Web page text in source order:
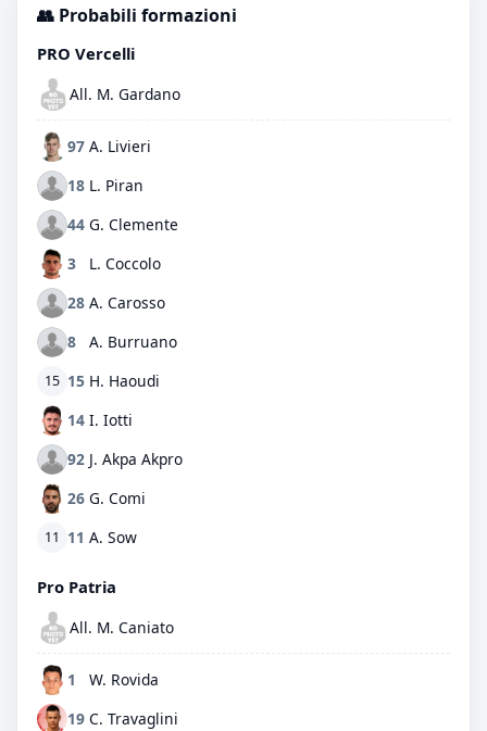
👥 Probabili formazioni
PRO Vercelli
All. M. Gardano
97 A. Livieri
18 L. Piran
44 G. Clemente
3
L. Coccolo
28 A. Carosso
8
A. Burruano
15 15 H. Haoudi
14 I. Iotti
92 J. Akpa Akpro
26 G. Comi
11 11 A. Sow
Pro Patria
All. M. Caniato
1
W. Rovida
19 C. Travaglini